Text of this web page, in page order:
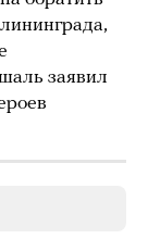
заявил